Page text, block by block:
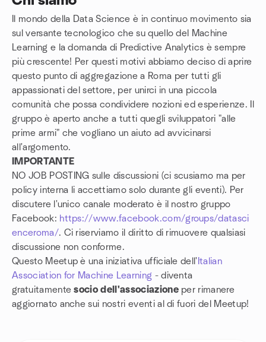
Il mondo della Data Science è in continuo movimento sia
sul versante tecnologico che su quello del Machine
Learning e la domanda di Predictive Analytics è sempre
più crescente! Per questi motivi abbiamo deciso di aprire
questo punto di aggregazione a Roma per tutti gli
appassionati del settore, per unirci in una piccola
comunità che possa condividere nozioni ed esperienze. Il
gruppo è aperto anche a tutti quegli sviluppatori "alle
prime armi" che vogliano un aiuto ad avvicinarsi
all'argomento.
IMPORTANTE
NO JOB POSTING sulle discussioni (ci scusiamo ma per
policy interna li accettiamo solo durante gli eventi). Per
discutere l'unico canale moderato è il nostro gruppo
Facebook: https://www.facebook.com/groups/datasci
enceroma/. Ci riserviamo il diritto di rimuovere qualsiasi
discussione non conforme.
Questo Meetup è una iniziativa ufficiale dell' Italian
Association for Machine Learning - diventa
gratuitamentesocio dell'associazioneper rimanere
aggiornato anche sui nostri eventi al di fuori del Meetup!
Link del gruppo